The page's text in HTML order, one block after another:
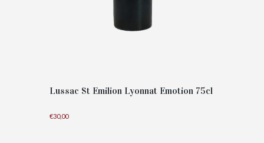
Lussac St Emilion Lyonnat Emotion 75cl
€30,00